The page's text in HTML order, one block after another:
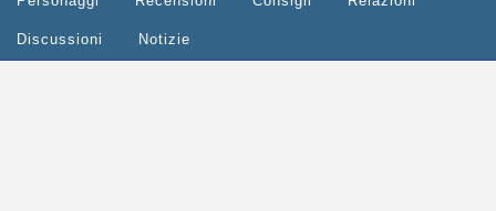
Discussioni Notizie